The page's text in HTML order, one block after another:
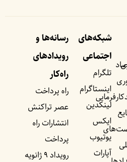
شبکه‌های
اجتماعی
تلگرام
اینستاگرام
لینکدین
ایکس
یوتیوب
آپارات
رسانه‌ها و
رویداد‌های
راه‌کار
راه پرداخت
عصر تراکنش
انتشارات راه
پرداخت
رویداد ۹ ژانویه